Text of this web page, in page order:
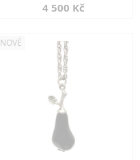
4 500 Kč
NOVÉ